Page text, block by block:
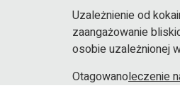
Uzależnienie od
zaangażowanie
osobie uzależnionej
Otagowanoleczenie